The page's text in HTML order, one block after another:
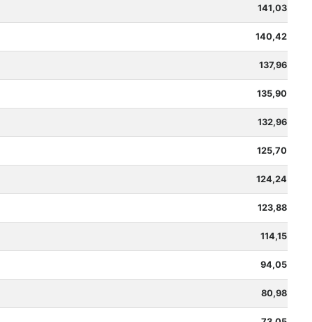
141,03
140,42
137,96
135,90
132,96
125,70
124,24
123,88
114,15
94,05
80,98